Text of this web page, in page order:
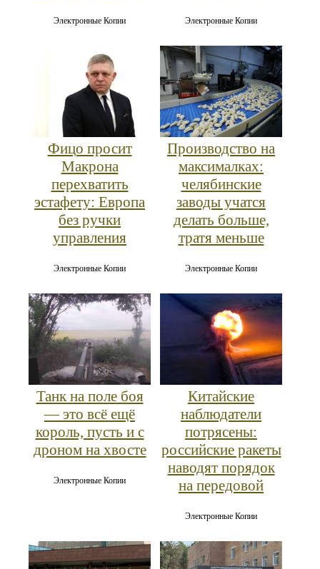
Электронные Копии Электронные Копии
Фицо просит
Макрона
перехватить
эстафету: Европа
без ручки
управления
Электронные Копии
Производство на
максималках:
челябинские
заводы учатся
делать больше,
тратя меньше
Электронные Копии
Танк на поле боя
— это всё ещё
король, пусть и с
дроном на хвосте
Электронные Копии
Китайские
наблюдатели
потрясены:
российские ракеты
наводят порядок
на передовой
Электронные Копии